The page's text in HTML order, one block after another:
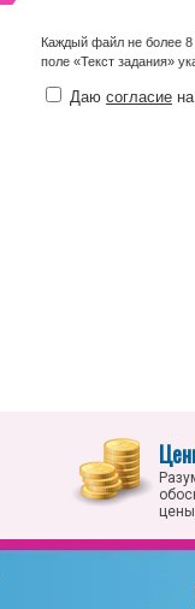
Каждый файл не более
поле «Текст задания»
Даю согласие
цены